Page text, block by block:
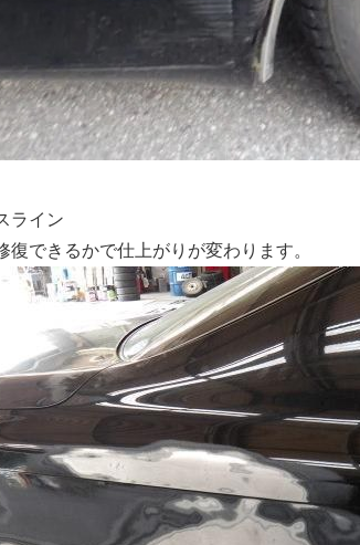
ライン
復できるかで仕上がりが変わります。